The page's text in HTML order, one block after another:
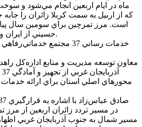
ماه در ايام اربعين انجام مي‌شود و
که از اربيل به سمت کربلا زائران را
است. مرز تمرچين براي سومين سال
حسيني از ايران و کشورهاي مختلف است.
خدمات رساني 37 مجتمع
معاون توسعه مديريت و منابع اداره‌کل
محورهاي اصلي استان براي ارائه خدمات
در مسير تردد زائران اربعين از